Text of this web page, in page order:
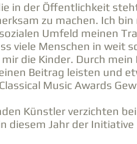
in der Öffentlichkeit
zu machen. Ich
Umfeld meinen
viele Menschen in weit
die Kinder. Durch
Beitrag leisten und
Music Awards
Künstler verzichten
diesem Jahr der Initiative